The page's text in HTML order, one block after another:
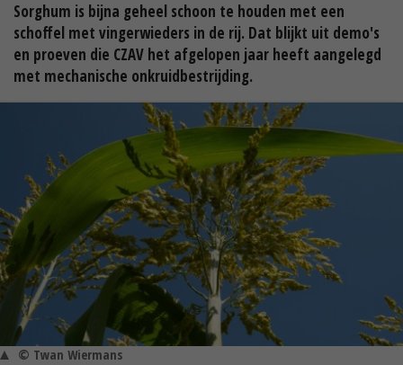
Sorghum is bijna geheel schoon te houden met een
schoffel met vingerwieders in de rij. Dat blijkt uit demo's
en proeven die CZAV het afgelopen jaar heeft aangelegd
met mechanische onkruidbestrijding.
© Twan Wiermans